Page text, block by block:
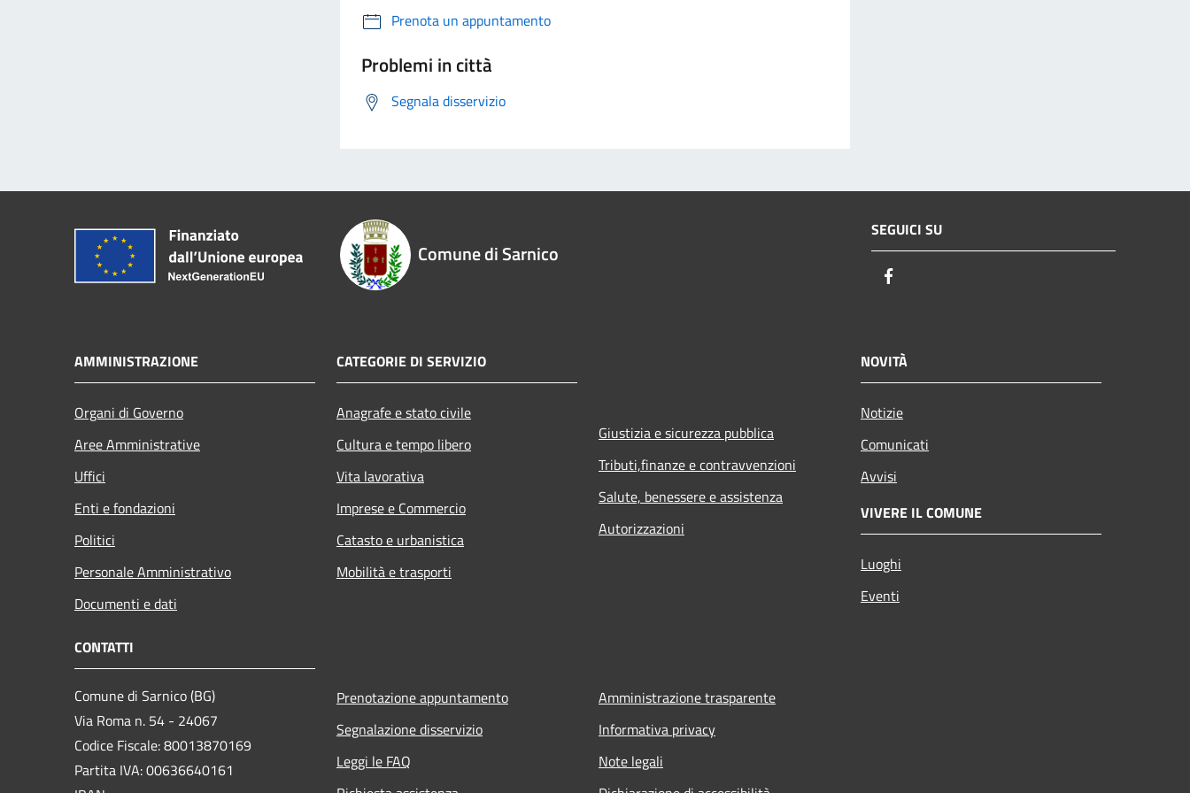
Prenota un appuntamento
Problemi in città
Segnala disservizio
Comune di Sarnico
SEGUICI SU
AMMINISTRAZIONE
Organi di Governo
Aree Amministrative
Uffici
Enti e fondazioni
Politici
Personale Amministrativo
Documenti e dati
CATEGORIE DI SERVIZIO
Anagrafe e stato civile
Cultura e tempo libero
Vita lavorativa
Imprese e Commercio
Catasto e urbanistica
Mobilità e trasporti
Giustizia e sicurezza pubblica
Tributi,finanze e contravvenzioni
Salute, benessere e assistenza
Autorizzazioni
NOVITÀ
Notizie
Comunicati
Avvisi
VIVERE IL COMUNE
Luoghi
Eventi
CONTATTI
Comune di Sarnico (BG)
Via Roma n. 54 - 24067
Codice Fiscale: 80013870169
Partita IVA: 00636640161
Prenotazione appuntamento
Segnalazione disservizio
Leggi le FAQ
Amministrazione trasparente
Informativa privacy
Note legali